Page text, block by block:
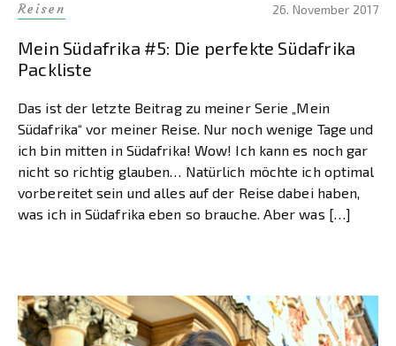
Reisen 26. November 2017
Mein Südafrika #5: Die perfekte Südafrika
Packliste
Das ist der letzte Beitrag zu meiner Serie „Mein
Südafrika“ vor meiner Reise. Nur noch wenige Tage und
ich bin mitten in Südafrika! Wow! Ich kann es noch gar
nicht so richtig glauben… Natürlich möchte ich optimal
vorbereitet sein und alles auf der Reise dabei haben,
was ich in Südafrika eben so brauche. Aber was […]